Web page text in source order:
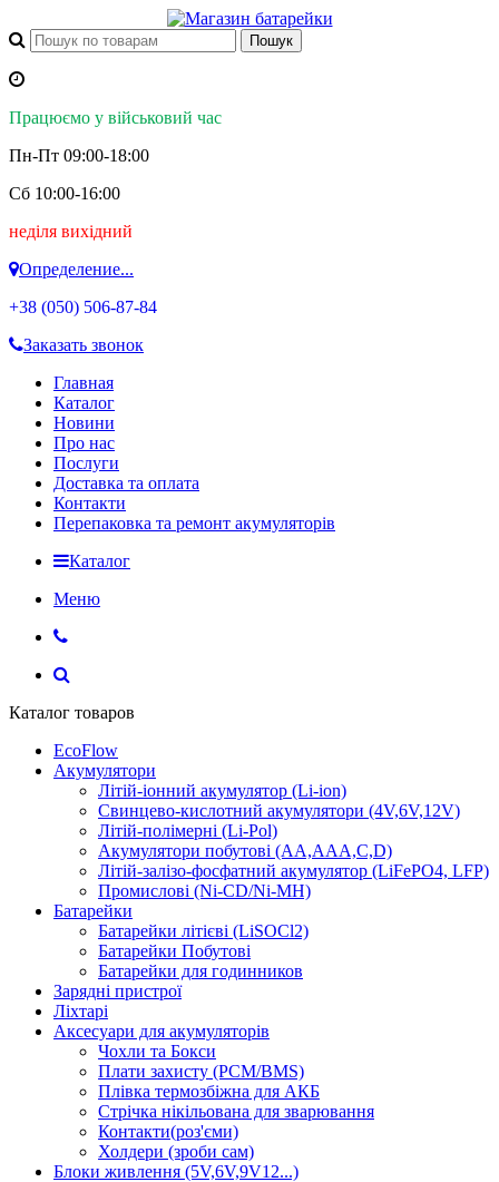
Працюємо у військовий час
Пн-Пт 09:00-18:00
Сб 10:00-16:00
неділя вихідний
Определение...
+38 (050) 506-87-84
Заказать звонок
Главная
Каталог
Новини
Про нас
Послуги
Доставка та оплата
Контакти
Перепаковка та ремонт акумуляторів
Каталог
Меню
Каталог товаров
EcoFlow
Акумулятори
Літій-іонний акумулятор (Li-ion)
Свинцево-кислотний акумулятори (4V,6V,12V)
Літій-полімерні (Li-Pol)
Акумулятори побутові (AA,AAA,C,D)
Літій-залізо-фосфатний акумулятор (LiFePO4, LFP)
Промислові (Ni-CD/Ni-MH)
Батарейки
Батарейки літієві (LiSOCl2)
Батарейки Побутові
Батарейки для годинников
Зарядні пристрої
Ліхтарі
Аксесуари для акумуляторів
Чохли та Бокси
Плати захисту (PCM/BMS)
Плівка термозбіжна для АКБ
Стрічка нікільована для зварювання
Контакти(роз'єми)
Холдери (зроби сам)
Блоки живлення (5V,6V,9V12...)